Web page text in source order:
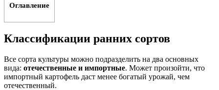
Оглавление
Классификации ранних сортов
Все сорта культуры можно подразделить на два основных
вида: отечественные и импортные. Может произойти, что
импортный картофель даст менее богатый урожай, чем
отечественный.